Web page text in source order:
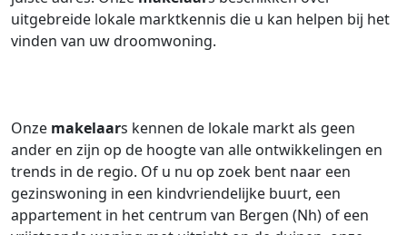
uitgebreide lokale marktkennis die u kan helpen bij het
vinden van uw droomwoning.
Onze makelaars kennen de lokale markt als geen
ander en zijn op de hoogte van alle ontwikkelingen en
trends in de regio. Of u nu op zoek bent naar een
gezinswoning in een kindvriendelijke buurt, een
appartement in het centrum van Bergen (Nh) of een